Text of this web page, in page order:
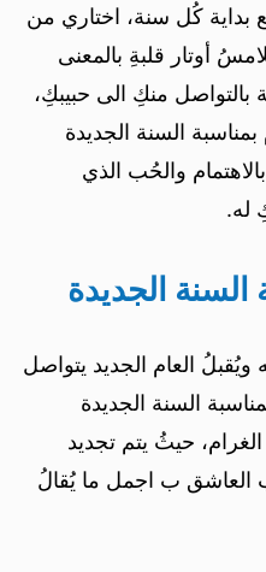
بداية كُل سنة، اختاري من
أوتار قلبةِ بالمعنى
بالتواصل منكِ الى حبيبكِ،
السنة الجديدة
والحُب الذي
له.
السنة الجديدة
العام الجديد يتواصل
السنة الجديدة
حيثُ يتم تجديد
العاشق ب اجمل ما يُقالُ